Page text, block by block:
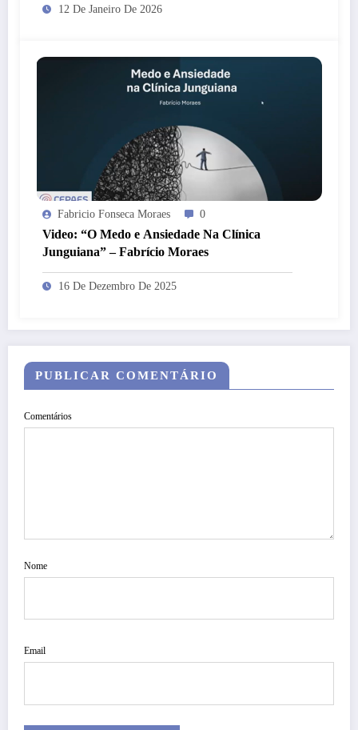
12 De Janeiro De 2026
Fabricio Fonseca Moraes 0
Video: “O Medo e Ansiedade Na Clínica
Junguiana” – Fabrício Moraes
16 De Dezembro De 2025
PUBLICAR COMENTÁRIO
Comentários
Nome
Email